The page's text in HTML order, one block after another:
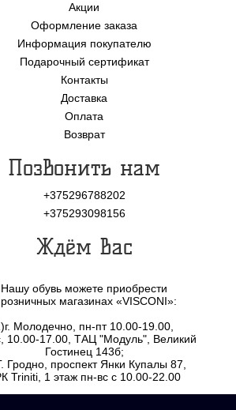
Акции
Оформление заказа
Информация покупателю
Подарочный сертификат
Контакты
Доставка
Оплата
Возврат
Позвонить нам
+375296788202
+375293098156
Ждём Вас
Нашу обувь можете приобрести
магазинах «VISCONI»:
Молодечно, пн-пт 10.00-19.00,
10.00-17.00, ТАЦ "Модуль", Великий
Гостинец 143б;
Гродно, проспект Янки Купалы 87,
Triniti, 1 этаж пн-вс с 10.00-22.00